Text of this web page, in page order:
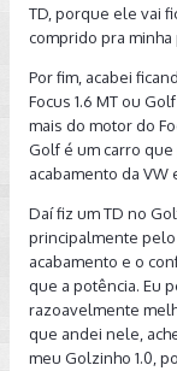
TD, porque ele vai
comprido pra
Por fim, acabei
Focus 1.6 MT ou
mais do motor do
Golf é um carro
acabamento da VW
Daí fiz um TD no
principalmente pelo
acabamento e o
que a potência. Eu
razoavelmente
que andei nele,
meu Golzinho 1.0,